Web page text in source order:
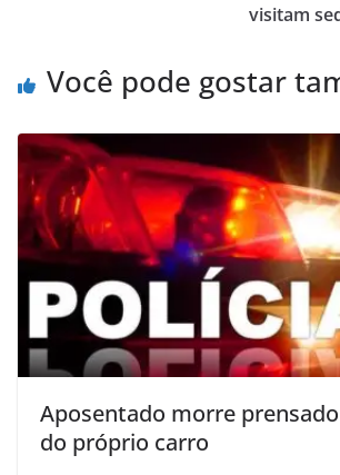
visitam
Você pode gostar
Aposentado morre
do próprio carro